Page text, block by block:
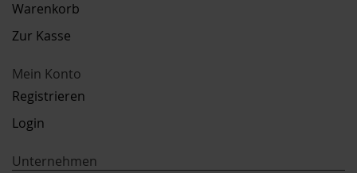
Warenkorb
Zur Kasse
Mein Konto
Registrieren
Login
Unternehmen